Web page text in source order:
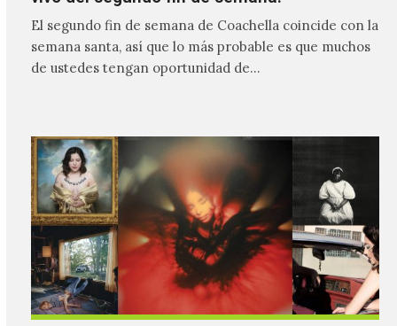
El segundo fin de semana de Coachella coincide con la
semana santa, así que lo más probable es que muchos
de ustedes tengan oportunidad de…